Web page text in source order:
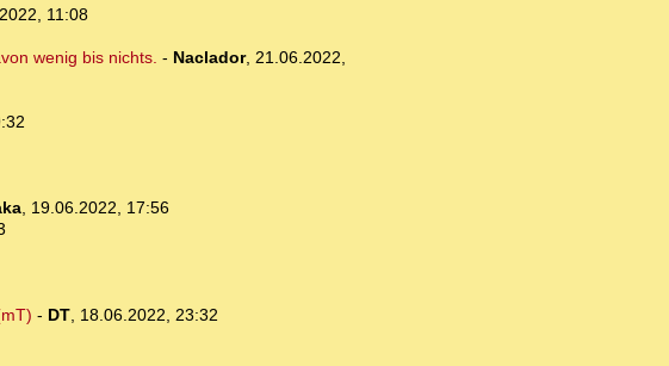
11:08
wenig bis nichts. - Naclador, 21.06.2022,
, 19.06.2022, 17:56
- DT, 18.06.2022, 23:32